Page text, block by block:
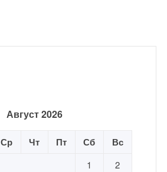
Август 2026
Ср Чт Пт Сб Вс
1
2